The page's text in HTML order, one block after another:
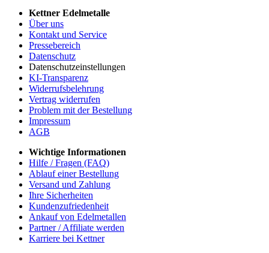
Kettner Edelmetalle
Über uns
Kontakt und Service
Pressebereich
Datenschutz
Datenschutzeinstellungen
KI-Transparenz
Widerrufsbelehrung
Vertrag widerrufen
Problem mit der Bestellung
Impressum
AGB
Wichtige Informationen
Hilfe / Fragen (FAQ)
Ablauf einer Bestellung
Versand und Zahlung
Ihre Sicherheiten
Kundenzufriedenheit
Ankauf von Edelmetallen
Partner / Affiliate werden
Karriere bei Kettner